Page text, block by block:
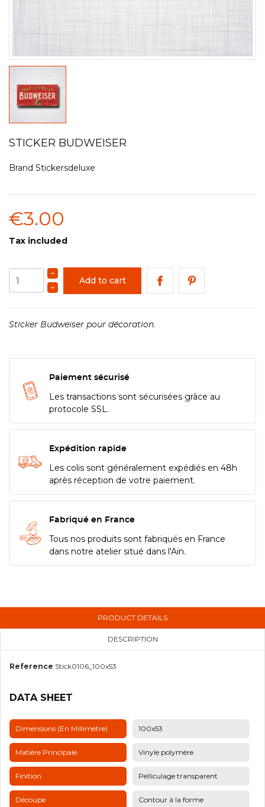
STICKER BUDWEISER
Brand Stickersdeluxe
€3.00
Tax included
Add to cart
Sticker Budweiser pour décoration.
Paiement sécurisé
Les transactions sont sécurisées grâce au
protocole SSL.
Expédition rapide
Les colis sont généralement expédiés en 48h
après réception de votre paiement.
Fabriqué en France
Tous nos produits sont fabriqués en France
dans notre atelier situé dans l'Ain.
PRODUCT DETAILS
DESCRIPTION
Reference Stick0106_100x53
DATA SHEET
Dimensions (en Millimètre) 100x53
Matière Principale Vinyle polymère
Finition Pelliculage transparent
Découpe Contour à la forme